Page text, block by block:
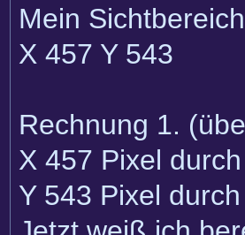
Mein
X 457 Y 543
Rechnung 1.
X 457 Pixel
Y 543 Pixel